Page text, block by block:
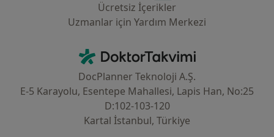
Ücretsiz İçerikler
Uzmanlar için Yardım Merkezi
DoktorTakvimi - Ana Sayfa
DocPlanner Teknoloji A.Ş.
E-5 Karayolu, Esentepe Mahallesi, Lapis Han, No:25
D:102-103-120
Kartal İstanbul, Türkiye